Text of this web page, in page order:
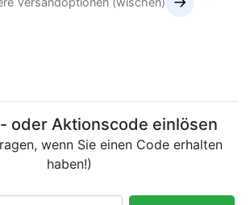
oder Aktionscode einlösen
wenn Sie einen Code erhalten
haben!)